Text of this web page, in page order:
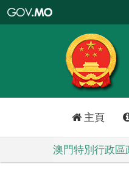
特
政
區
政
口
主頁
澳門特別行政